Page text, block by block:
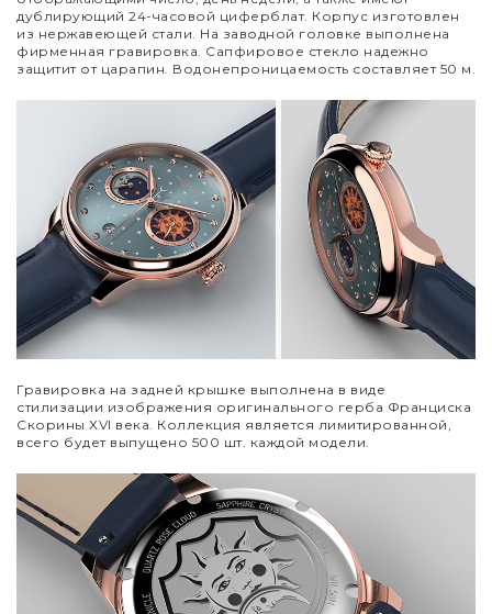
дублирующий 24-часовой циферблат. Корпус изготовлен
из нержавеющей стали. На заводной головке выполнена
фирменная гравировка. Сапфировое стекло надежно
защитит от царапин. Водонепроницаемость составляет 50 м.
Гравировка на задней крышке выполнена в виде
стилизации изображения оригинального герба Франциска
Скорины XVI века. Коллекция является лимитированной,
всего будет выпущено 500 шт. каждой модели.